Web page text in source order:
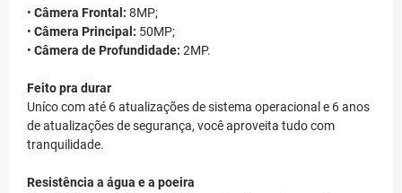
• Câmera Frontal: 8MP;
• Câmera Principal: 50MP;
• Câmera de Profundidade: 2MP.
Feito pra durar
Uníco com até 6 atualizações de sistema operacional e 6 anos
de atualizações de segurança, você aproveita tudo com
tranquilidade.
Resistência a água e a poeira